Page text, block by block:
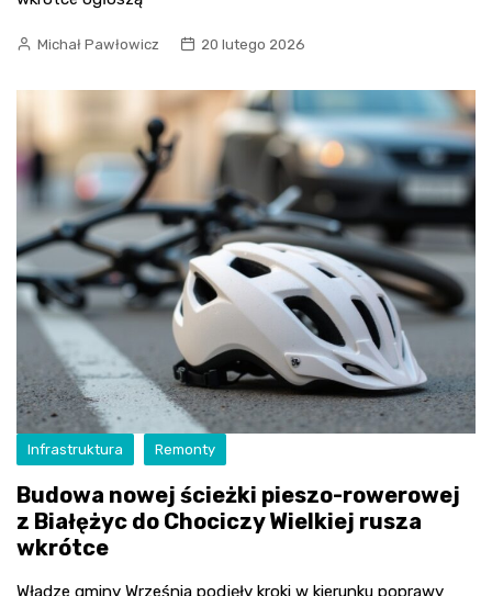
Michał Pawłowicz 20 lutego 2026
Infrastruktura Remonty
Budowa nowej ścieżki pieszo-rowerowej
z Białężyc do Chociczy Wielkiej rusza
wkrótce
Władze gminy Września podjęły kroki w kierunku poprawy